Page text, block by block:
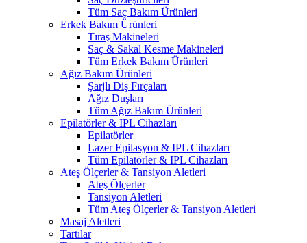
Tüm Saç Bakım Ürünleri
Erkek Bakım Ürünleri
Tıraş Makineleri
Saç & Sakal Kesme Makineleri
Tüm Erkek Bakım Ürünleri
Ağız Bakım Ürünleri
Şarjlı Diş Fırçaları
Ağız Duşları
Tüm Ağız Bakım Ürünleri
Epilatörler & IPL Cihazları
Epilatörler
Lazer Epilasyon & IPL Cihazları
Tüm Epilatörler & IPL Cihazları
Ateş Ölçerler & Tansiyon Aletleri
Ateş Ölçerler
Tansiyon Aletleri
Tüm Ateş Ölçerler & Tansiyon Aletleri
Masaj Aletleri
Tartılar